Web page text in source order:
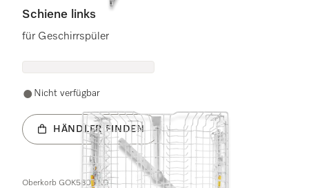
Schiene links
für Geschirrspüler
Nicht verfügbar
HÄNDLER FINDEN
Oberkorb GOK5805 KD